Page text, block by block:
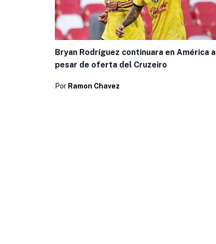
Bryan Rodríguez continuara en América a
pesar de oferta del Cruzeiro
Por Ramon Chavez